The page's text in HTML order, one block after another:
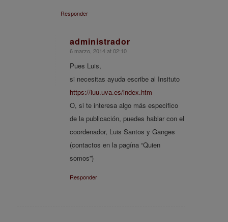
Responder
administrador
says:
6 marzo, 2014 at 02:10
Pues Luis,
si necesitas ayuda escribe al Insituto
https://iuu.uva.es/index.htm
O, si te interesa algo más especifico
de la publicación, puedes hablar con el
coordenador, Luis Santos y Ganges
(contactos en la pagína “Quien
somos”)
Responder